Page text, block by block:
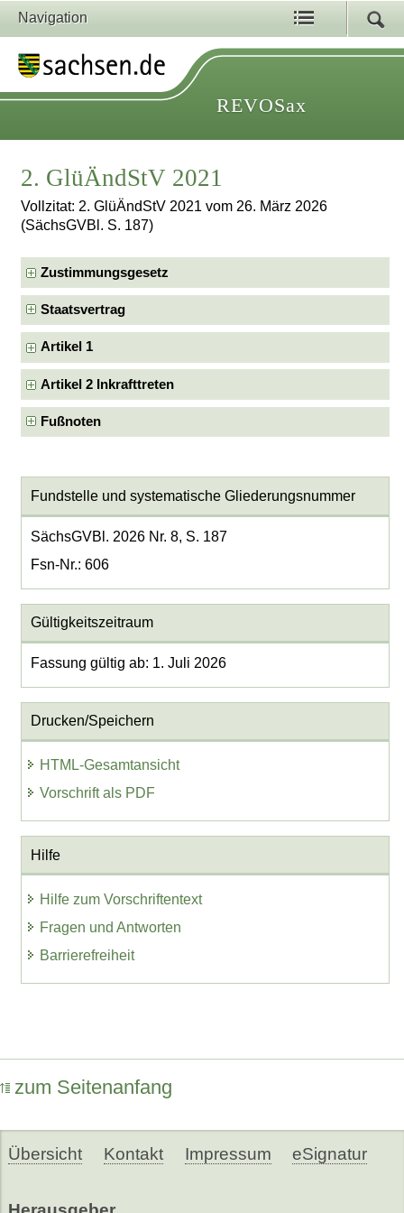
Navigation
REVOSax
2. GlüÄndStV 2021
Vollzitat: 2. GlüÄndStV 2021 vom 26. März 2026
(SächsGVBl. S. 187)
Zustimmungsgesetz
Staatsvertrag
Artikel 1
Artikel 2 Inkrafttreten
Fußnoten
Fundstelle und systematische Gliederungsnummer
SächsGVBl. 2026 Nr. 8, S. 187
Fsn-Nr.: 606
Gültigkeitszeitraum
Fassung gültig ab: 1. Juli 2026
Drucken/Speichern
HTML-Gesamtansicht
Vorschrift als PDF
Hilfe
Hilfe zum Vorschriftentext
Fragen und Antworten
Barrierefreiheit
zum Seitenanfang
Übersicht Kontakt Impressum eSignatur